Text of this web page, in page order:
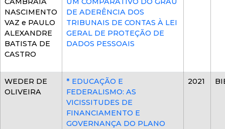
NASCIMENTO
VAZ e PAULO
ALEXANDRE
BATISTA DE
CASTRO
DE ADERÊNCIA DOS
TRIBUNAIS DE CONTAS À LEI
GERAL DE PROTEÇÃO DE
DADOS PESSOAIS
WEDER DE
OLIVEIRA
* EDUCAÇÃO E
FEDERALISMO: AS
VICISSITUDES DE
FINANCIAMENTO E
GOVERNANÇA DO PLANO
2021